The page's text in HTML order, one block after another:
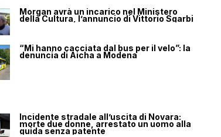
Morgan avrà un incarico nel Ministero
della Cultura, l’annuncio di Vittorio Sgarbi
“Mi hanno cacciata dal bus per il velo”: la
denuncia di Aicha a Modena
Incidente stradale all’uscita di Novara:
morte due donne, arrestato un uomo alla
guida senza patente